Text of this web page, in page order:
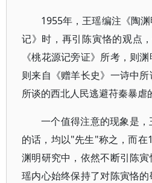
1955年，王瑶编注《陶
记》时，再引陈寅恪的观点
《桃花源记旁证》所考，则
则来自《赠羊长史》一诗中
所谈的西北人民逃避苻秦暴虐
一个值得注意的现象是
的话，均以"先生"称之，而在
渊明研究中，依然不断引陈
瑶内心始终保持了对陈寅恪